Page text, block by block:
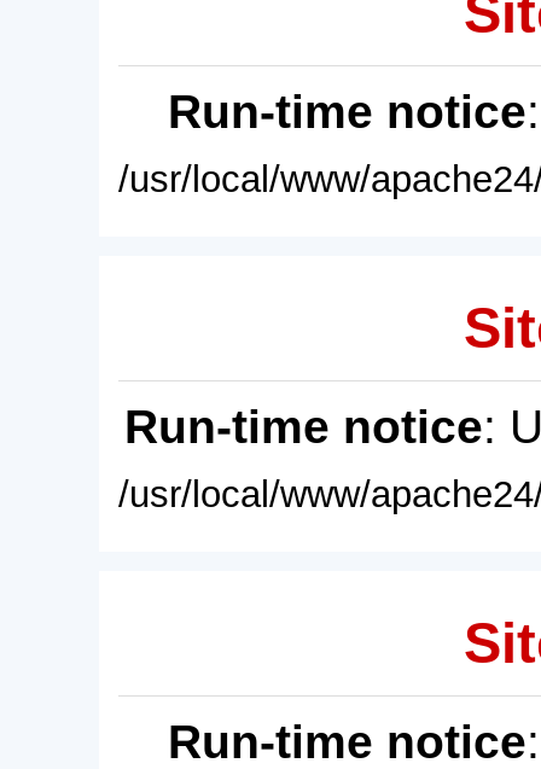
Run-time notice
/usr/local/www/
Run-time notice:
/usr/local/www/
Run-time notice